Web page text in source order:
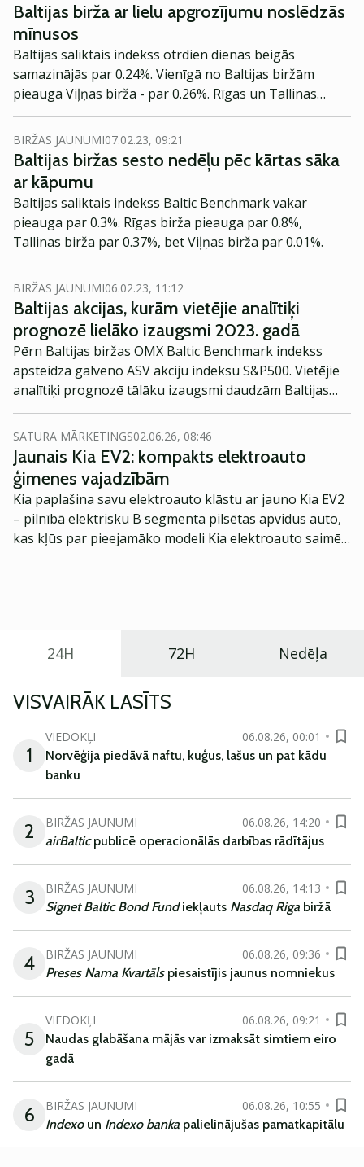
Baltijas birža ar lielu apgrozījumu noslēdzās
mīnusos
Baltijas saliktais indekss otrdien dienas beigās
samazinājās par 0.24%. Vienīgā no Baltijas biržām
pieauga Viļņas birža - par 0.26%. Rīgas un Tallinas
indeksi noslēdzās attiecīgi par 0.51% un 0.22% zemāk.
BIRŽAS JAUNUMI07.02.23, 09:21
Baltijas biržas sesto nedēļu pēc kārtas sāka
ar kāpumu
Baltijas saliktais indekss Baltic Benchmark vakar
pieauga par 0.3%. Rīgas birža pieauga par 0.8%,
Tallinas birža par 0.37%, bet Viļņas birža par 0.01%.
BIRŽAS JAUNUMI06.02.23, 11:12
Baltijas akcijas, kurām vietējie analītiķi
prognozē lielāko izaugsmi 2023. gadā
Pērn Baltijas biržas OMX Baltic Benchmark indekss
apsteidza galveno ASV akciju indeksu S&P500. Vietējie
analītiķi prognozē tālāku izaugsmi daudzām Baltijas
kompāniju akcijām.
SATURA MĀRKETINGS02.06.26, 08:46
Jaunais Kia EV2: kompakts elektroauto
ģimenes vajadzībām
Kia paplašina savu elektroauto klāstu ar jauno Kia EV2
– pilnībā elektrisku B segmenta pilsētas apvidus auto,
kas kļūs par pieejamāko modeli Kia elektroauto saimē
24H 72H Nedēļa
VISVAIRĀK LASĪTS
1
VIEDOKĻI
06.08.26, 00:01
Norvēģija piedāvā naftu, kuģus, lašus un pat kādu
banku
2 BIRŽAS JAUNUMI
06.08.26, 14:20
airBalticpublicē operacionālās darbības rādītājus
3 BIRŽAS JAUNUMI
06.08.26, 14:13
Signet Baltic Bond Fundiekļauts Nasdaq Riga biržā
4 BIRŽAS JAUNUMI
06.08.26, 09:36
Preses Nama Kvartāls piesaistījis jaunus nomniekus
5
VIEDOKĻI
06.08.26, 09:21
Naudas glabāšana mājās var izmaksāt simtiem eiro
gadā
6 BIRŽAS JAUNUMI
06.08.26, 10:55
Indexoun Indexo banka palielinājušas pamatkapitālu